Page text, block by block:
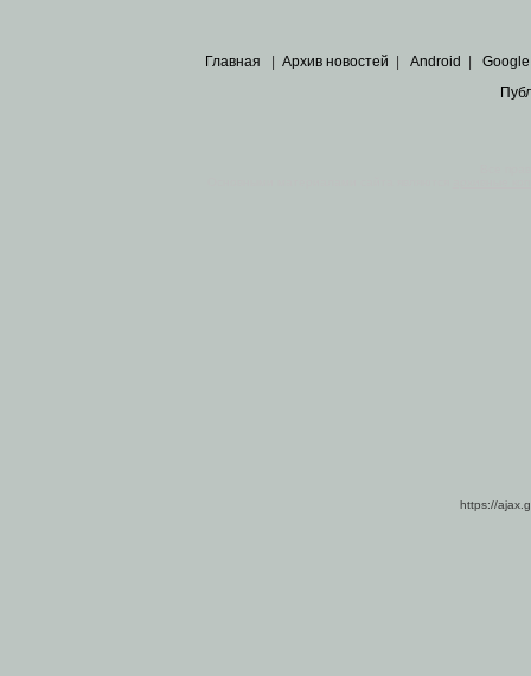
Главная Архив новостей Android Google
https://